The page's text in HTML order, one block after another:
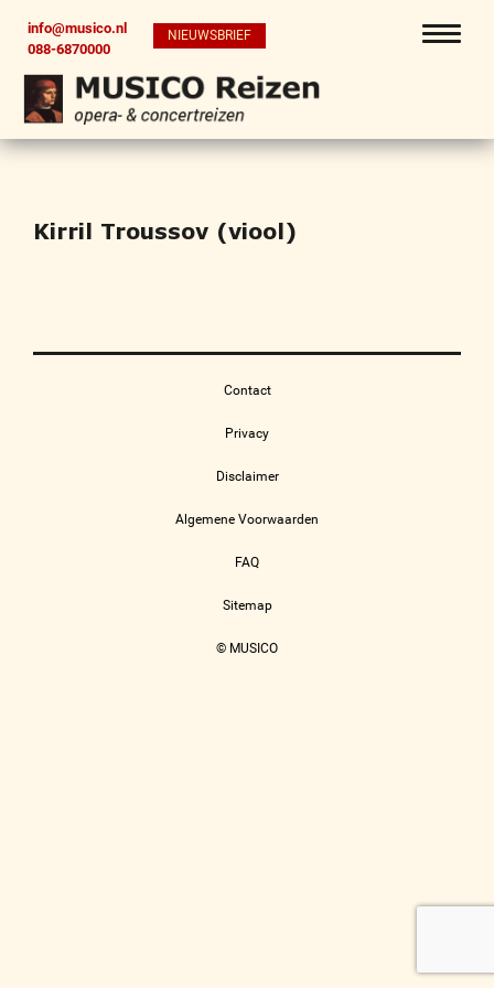
info@musico.nl
088-6870000
NIEUWSBRIEF
Kirril Troussov (viool)
Contact
Privacy
Disclaimer
Algemene Voorwaarden
FAQ
Sitemap
© MUSICO